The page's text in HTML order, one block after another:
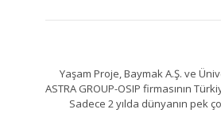
Yaşam Proje, Baymak A.Ş. ve
ASTRA GROUP-OSIP firmasının
Sadece 2 yılda dünyanın pek